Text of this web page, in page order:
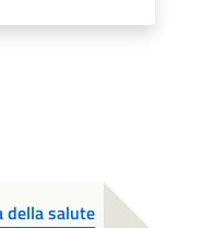
della salute